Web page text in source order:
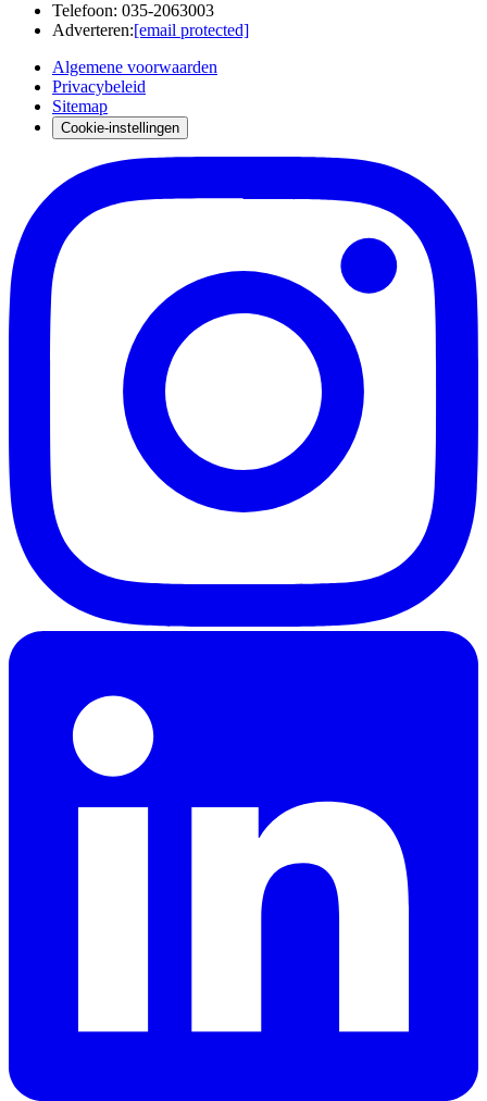
Telefoon: 035-2063003
Adverteren:[email protected]
Algemene voorwaarden
Privacybeleid
Sitemap
Cookie-instellingen